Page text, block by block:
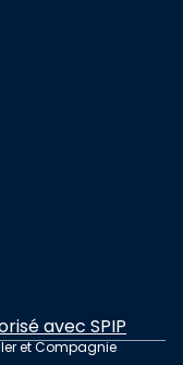
avec SPIP
et Compagnie